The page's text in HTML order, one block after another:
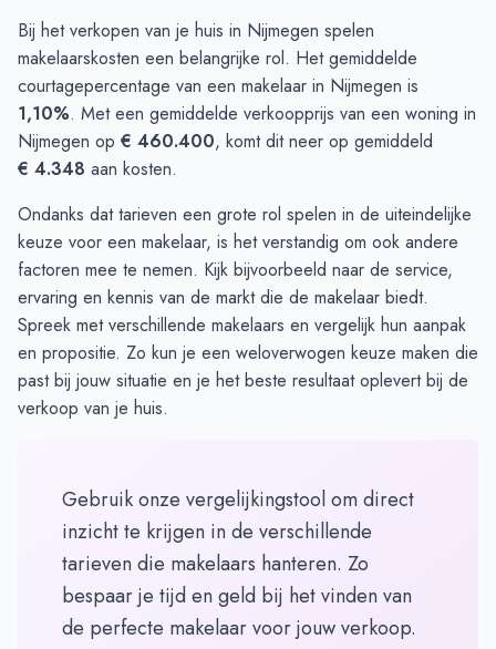
Bij het verkopen van je huis in Nijmegen spelen
makelaarskosten een belangrijke rol. Het gemiddelde
courtagepercentage van een makelaar in Nijmegen is
1,10%. Met een gemiddelde verkoopprijs van een woning in
Nijmegen op € 460.400, komt dit neer op gemiddeld
€ 4.348 aan kosten.
Ondanks dat tarieven een grote rol spelen in de uiteindelijke
keuze voor een makelaar, is het verstandig om ook andere
factoren mee te nemen. Kijk bijvoorbeeld naar de service,
ervaring en kennis van de markt die de makelaar biedt.
Spreek met verschillende makelaars en vergelijk hun aanpak
en propositie. Zo kun je een weloverwogen keuze maken die
past bij jouw situatie en je het beste resultaat oplevert bij de
verkoop van je huis.
Gebruik onze vergelijkingstool om direct
inzicht te krijgen in de verschillende
tarieven die makelaars hanteren. Zo
bespaar je tijd en geld bij het vinden van
de perfecte makelaar voor jouw verkoop.